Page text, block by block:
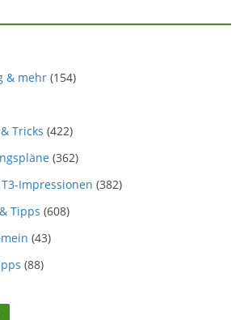
& mehr (154)
Tricks (422)
(362)
Impressionen (382)
Tipps (608)
(43)
(88)